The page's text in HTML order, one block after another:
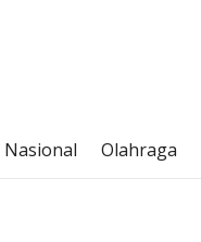
Nasional Olahraga